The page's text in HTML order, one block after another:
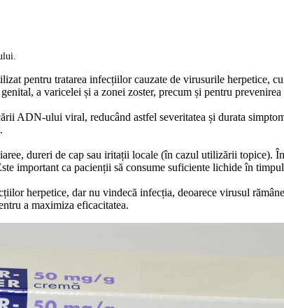
pentru tratarea infecțiilor cauzate de virusurile herpetice,
a varicelei și a zonei zoster, precum și pentru
ADN-ului viral, reducând astfel severitatea și durata
dureri de cap sau iritații locale (în cazul utilizării topice).
important ca pacienții să consume suficiente lichide în
herpetice, dar nu vindecă infecția, deoarece virusul
a maximiza eficacitatea.